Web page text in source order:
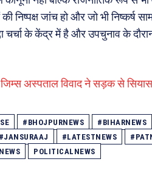
निष्पक्ष जांच हो और जो भी निष्कर्ष
चर्चा के केंद्र में है और उपचुनाव के
अस्पताल विवाद ने सड़क से
#BHOJPURNEWS #BIHARNEWS
#JANSURAAJ #LATESTNEWS
POLITICALNEWS